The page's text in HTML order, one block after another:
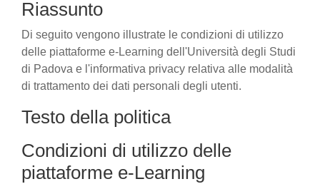
Riassunto
Di seguito vengono illustrate le condizioni di utilizzo
delle piattaforme e-Learning dell'Università degli Studi
di Padova e l'informativa privacy relativa alle modalità
di trattamento dei dati personali degli utenti.
Testo della politica
Condizioni di utilizzo delle
piattaforme e-Learning